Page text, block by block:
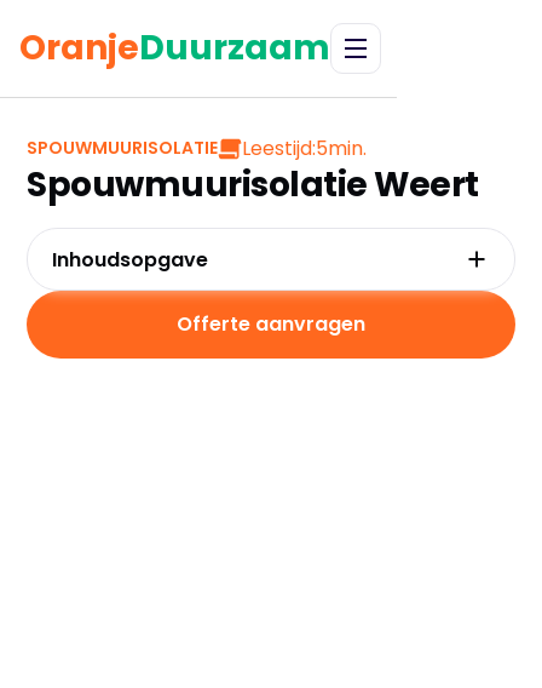
OranjeDuurzaam
SPOUWMUURISOLATIE Leestijd:5min.
Spouwmuurisolatie Weert
Inhoudsopgave
Weert?
Offerte aanvragen